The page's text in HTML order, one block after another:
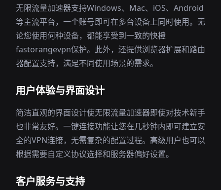
无限流量加速器支持Windows、Mac、iOS、Android
等主流平台，一个账号即可在多台设备上同时使用。无
论您使用何种设备，都能享受到一致的快橙
fastorangevpn保护。此外，还提供浏览器扩展和路由
器配置支持，满足不同使用场景的需求。
用户体验与界面设计
简洁直观的界面设计使无限流量加速器即使对技术新手
也非常友好。一键连接功能让您在几秒钟内即可建立安
全的VPN连接，无需复杂的配置过程。高级用户也可以
根据需要自定义协议选择和服务器偏好设置。
客户服务与支持